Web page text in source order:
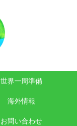
世界一周準備
海外情報
お問い合わせ